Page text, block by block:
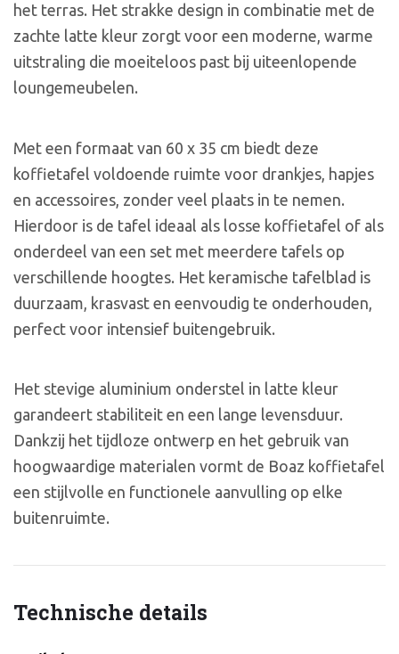
het terras. Het strakke design in combinatie met de
zachte latte kleur zorgt voor een moderne, warme
uitstraling die moeiteloos past bij uiteenlopende
loungemeubelen.
Met een formaat van 60 x 35 cm biedt deze
koffietafel voldoende ruimte voor drankjes, hapjes
en accessoires, zonder veel plaats in te nemen.
Hierdoor is de tafel ideaal als losse koffietafel of als
onderdeel van een set met meerdere tafels op
verschillende hoogtes. Het keramische tafelblad is
duurzaam, krasvast en eenvoudig te onderhouden,
perfect voor intensief buitengebruik.
Het stevige aluminium onderstel in latte kleur
garandeert stabiliteit en een lange levensduur.
Dankzij het tijdloze ontwerp en het gebruik van
hoogwaardige materialen vormt de Boaz koffietafel
een stijlvolle en functionele aanvulling op elke
buitenruimte.
Technische details